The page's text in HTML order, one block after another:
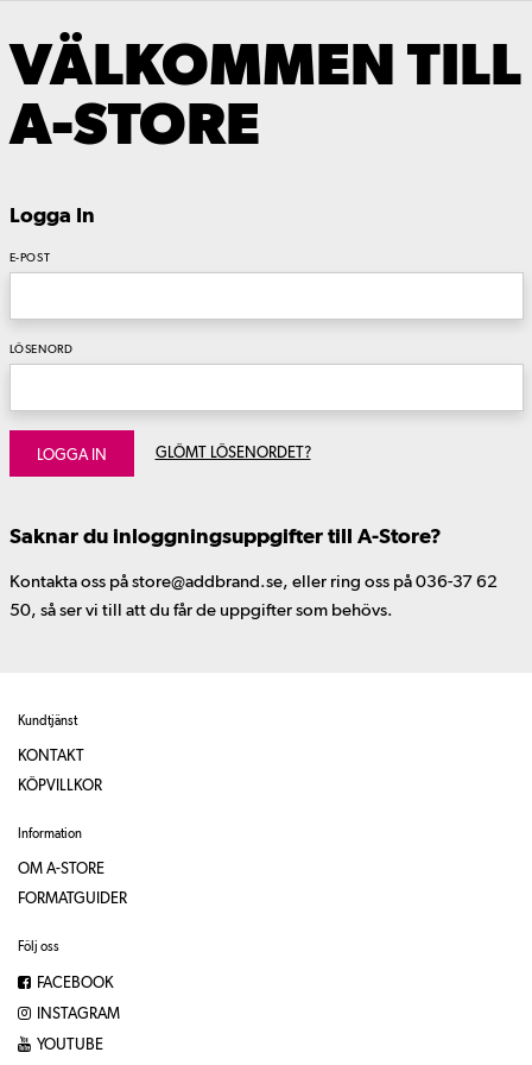
VÄLKOMMEN TILL
A-STORE
Logga In
E-POST
LÖSENORD
LOGGA IN GLÖMT LÖSENORDET?
Saknar du inloggningsuppgifter till A-Store?
Kontakta oss på store@addbrand.se, eller ring oss på 036-37 62
50, så ser vi till att du får de uppgifter som behövs.
Kundtjänst
KONTAKT
KÖPVILLKOR
Information
OM A-STORE
FORMATGUIDER
Följ oss
FACEBOOK
INSTAGRAM
YOUTUBE